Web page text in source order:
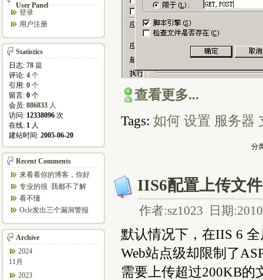
查看更多...
Tags: 如何 设置 服务器
分
IIS6配置上传文
作者:sz1023 日期
默认情况下，在IIS 6
Web站点级却限制了
需要上传超过200KB的
User Panel
登录
用户注册
Statistics
日志: 78 篇
评论: 4 个
引用: 0 个
留言: 0 个
会员: 886833 人
访问: 12338096 次
在线: 1 人
建站时间: 2005-06-20
Recent Comments
来看看你的博客，你好
哦，你是“我受够了”吗
专业的很 我都不了解
看不懂
Ocle发出三个漏洞警报
Archive
2024
11月
2023